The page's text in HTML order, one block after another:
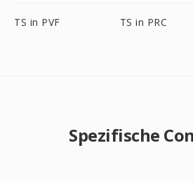
TS in PVF TS in PRC
Spezifische